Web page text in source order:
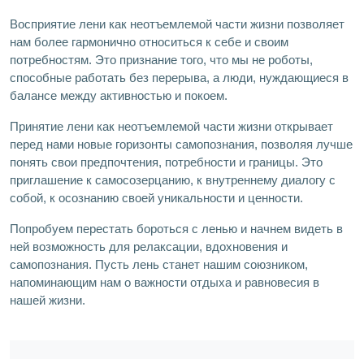
Восприятие лени как неотъемлемой части жизни позволяет
нам более гармонично относиться к себе и своим
потребностям. Это признание того, что мы не роботы,
способные работать без перерыва, а люди, нуждающиеся в
балансе между активностью и покоем.
Принятие лени как неотъемлемой части жизни открывает
перед нами новые горизонты самопознания, позволяя лучше
понять свои предпочтения, потребности и границы. Это
приглашение к самосозерцанию, к внутреннему диалогу с
собой, к осознанию своей уникальности и ценности.
Попробуем перестать бороться с ленью и начнем видеть в
ней возможность для релаксации, вдохновения и
самопознания. Пусть лень станет нашим союзником,
напоминающим нам о важности отдыха и равновесия в
нашей жизни.